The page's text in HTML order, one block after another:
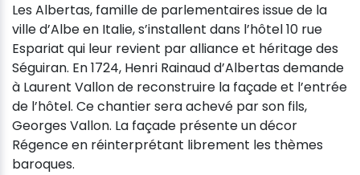
Les Albertas, famille de parlementaires issue de la
ville d’Albe en Italie, s’installent dans l’hôtel 10 rue
Espariat qui leur revient par alliance et héritage des
Séguiran. En 1724, Henri Rainaud d’Albertas demande
à Laurent Vallon de reconstruire la façade et l’entrée
de l’hôtel. Ce chantier sera achevé par son fils,
Georges Vallon. La façade présente un décor
Régence en réinterprétant librement les thèmes
baroques.